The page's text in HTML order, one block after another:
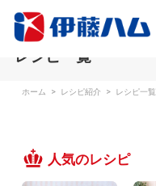
レシピ一覧
ホーム > レシピ紹介 > レシピ一覧
人気のレシピ